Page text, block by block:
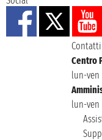
Contatti
Centro
lun-ven
lun-ven